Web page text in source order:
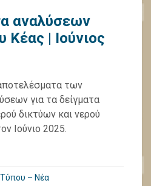
αναλύσεων
| Ιούνιος
των
για τα δείγματα
δικτύων και νερού
Ιούνιο 2025.
Τύπου – Νέα